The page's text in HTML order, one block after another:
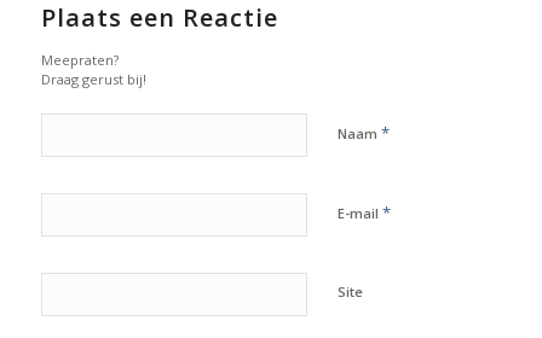
Plaats een Reactie
Meepraten?
Draag gerust bij!
Naam *
E-mail *
Site